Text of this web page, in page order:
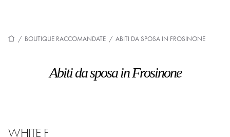
/ BOUTIQUE RACCOMANDATE / ABITI DA SPOSA IN FROSINONE
Abiti da sposa in Frosinone
WHITE F